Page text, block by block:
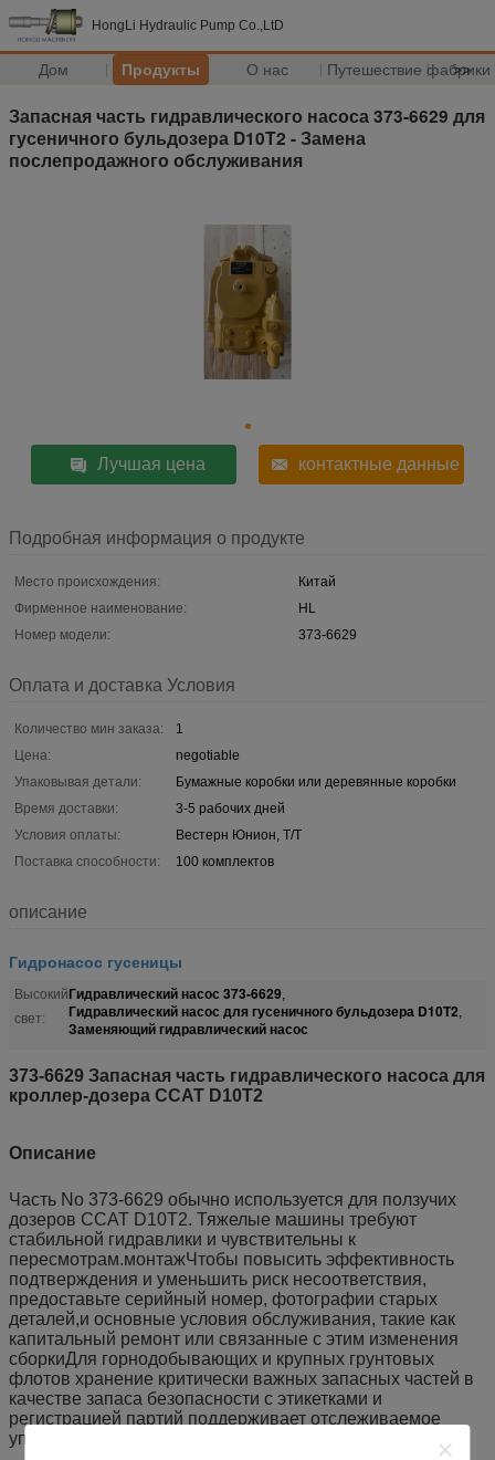
HongLi Hydraulic Pump Co.,LtD
Дом Продукты О нас Путешествие фабрики
>>
Запасная часть гидравлического насоса 373-6629 для
гусеничного бульдозера D10T2 - Замена
послепродажного обслуживания
Лучшая цена контактные данные
Подробная информация о продукте
Место происхождения:
Китай
Фирменное наименование:
HL
Номер модели:
373-6629
Оплата и доставка Условия
Количество мин заказа:
1
Цена:
negotiable
Упаковывая детали:
Бумажные коробки или деревянные коробки
Время доставки:
3-5 рабочих дней
Условия оплаты:
Вестерн Юнион, Т/Т
Поставка способности:
100 комплектов
описание
Гидронасос гусеницы
Высокий
свет:
Гидравлический насос 373-6629,
Гидравлический насос для гусеничного бульдозера D10T2,
Заменяющий гидравлический насос
373-6629 Запасная часть гидравлического насоса для
кроллер-дозера CCAT D10T2
Описание
Часть No 373-6629 обычно используется для ползучих
дозеров CCAT D10T2. Тяжелые машины требуют
стабильной гидравлики и чувствительны к
пересмотрам.монтажЧтобы повысить эффективность
подтверждения и уменьшить риск несоответствия,
предоставьте серийный номер, фотографии старых
деталей,и основные условия обслуживания, такие как
капитальный ремонт или связанные с этим изменения
сборкиДля горнодобывающих и крупных грунтовых
флотов хранение критически важных запасных частей в
качестве запаса безопасности с этикетками и
регистрацией партий поддерживает отслеживаемое
управление и сокращает время простоя.